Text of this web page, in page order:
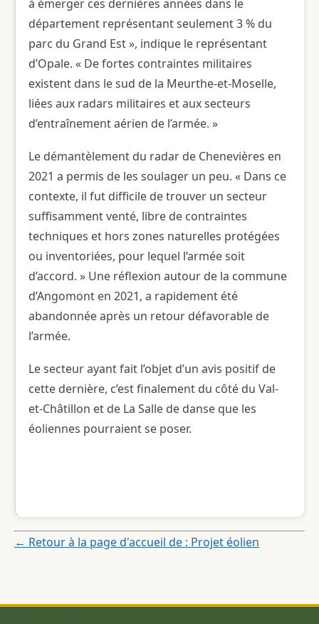
à émerger ces dernières années dans le
département représentant seulement 3 % du
parc du Grand Est », indique le représentant
d’Opale. « De fortes contraintes militaires
existent dans le sud de la Meurthe-et-Moselle,
liées aux radars militaires et aux secteurs
d’entraînement aérien de l’armée. »
Le démantèlement du radar de Chenevières en
2021 a permis de les soulager un peu. « Dans ce
contexte, il fut difficile de trouver un secteur
suffisamment venté, libre de contraintes
techniques et hors zones naturelles protégées
ou inventoriées, pour lequel l’armée soit
d’accord. » Une réflexion autour de la commune
d’Angomont en 2021, a rapidement été
abandonnée après un retour défavorable de
l’armée.
Le secteur ayant fait l’objet d’un avis positif de
cette dernière, c’est finalement du côté du Val-
et-Châtillon et de La Salle de danse que les
éoliennes pourraient se poser.
← Retour à la page d'accueil de : Projet éolien